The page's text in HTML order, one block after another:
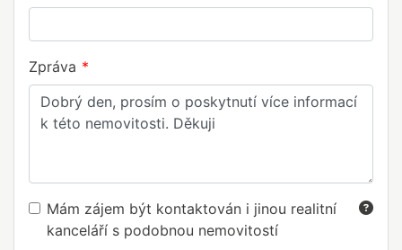
Zpráva
Mám zájem být kontaktován i jinou realitní
kanceláří s podobnou nemovitostí